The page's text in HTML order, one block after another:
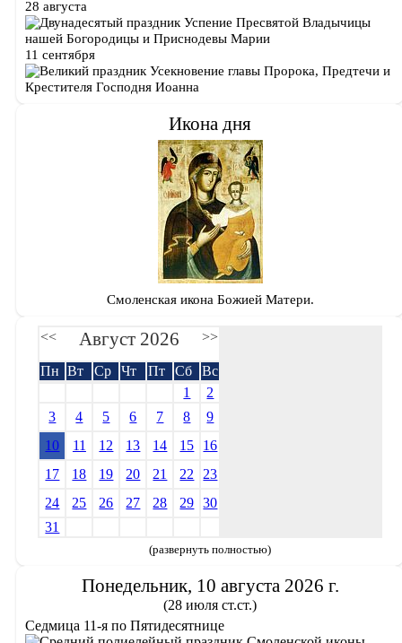
28 августа
Успение Пресвятой Владычицы
нашей Богородицы и Приснодевы Марии
11 сентября
Усекновение главы Пророка, Предтечи и
Крестителя Господня Иоанна
Икона дня
Смоленская икона Божией Матери.
<< Август 2026 >>
Пн Вт Ср Чт Пт Сб
Вс
1
2
3
4 5 6 7 8
9
10
11 12 13 14 15
16
17
18 19 20 21 22
23
24
25 26 27 28 29
30
31
(развернуть полностью)
Понедельник, 10 августа 2026 г.
(28 июля ст.ст.)
Седмица 11-я по Пятидесятнице